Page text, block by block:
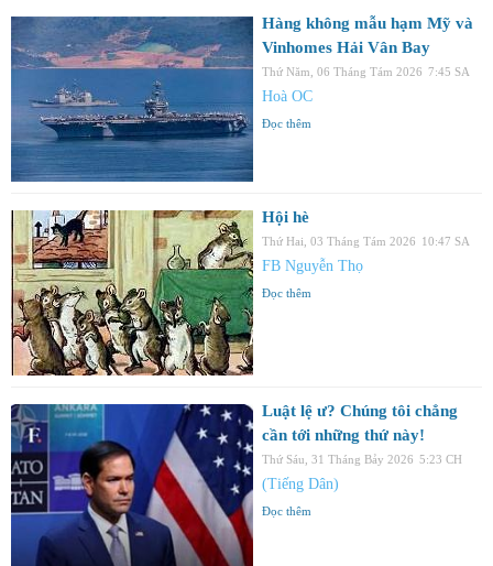
Hàng không mẫu hạm Mỹ và
Vinhomes Hải Vân Bay
Thứ Năm, 06 Tháng Tám 2026 7:45 SA
Hoà OC
Đọc thêm
Hội hè
Thứ Hai, 03 Tháng Tám 2026 10:47 SA
FB Nguyễn Thọ
Đọc thêm
Luật lệ ư? Chúng tôi chẳng
cần tới những thứ này!
Thứ Sáu, 31 Tháng Bảy 2026 5:23 CH
(Tiếng Dân)
Đọc thêm